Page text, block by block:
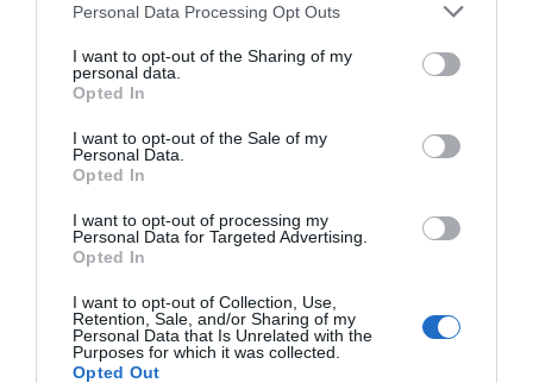
Personal Data Processing Opt Outs
I want to opt-out of the Sharing of my
personal data.
Opted In
I want to opt-out of the Sale of my
Personal Data.
Opted In
I want to opt-out of processing my
Personal Data for Targeted Advertising.
Opted In
I want to opt-out of Collection, Use,
Retention, Sale, and/or Sharing of my
Personal Data that Is Unrelated with the
Purposes for which it was collected.
Opted Out
Publicidad
2Playbook Club